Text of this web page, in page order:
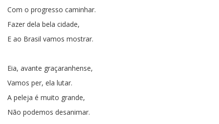
Com o progresso caminhar.
Fazer dela bela cidade,
E ao Brasil vamos mostrar.
Eia, avante graçaranhense,
Vamos per, ela lutar.
A peleja é muito grande,
Não podemos desanimar.